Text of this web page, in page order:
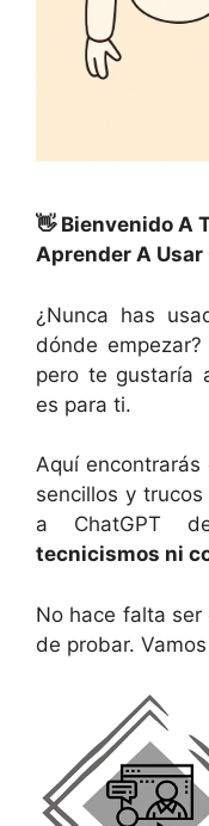
👋 Bienvenido A
Aprender A Usar
¿Nunca has
dónde
pero te gustaría
es para ti.
Aquí encontrarás
sencillos y
a ChatGPT
tecnicismos ni
No hace falta ser
de probar.